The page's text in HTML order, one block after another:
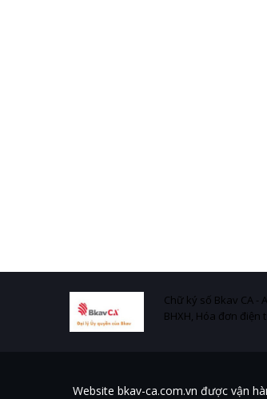
Chữ ký số Bkav CA -
BHXH, Hóa đơn điện
Website bkav-ca.com.vn được vận